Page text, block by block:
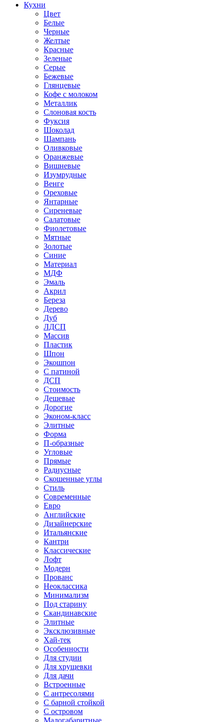
Кухни
Цвет
Белые
Черные
Желтые
Красные
Зеленые
Серые
Бежевые
Глянцевые
Кофе с молоком
Металлик
Слоновая кость
Фуксия
Шоколад
Шампань
Оливковые
Оранжевые
Вишневые
Изумрудные
Венге
Ореховые
Янтарные
Сиреневые
Салатовые
Фиолетовые
Мятные
Золотые
Синие
Материал
МДФ
Эмаль
Акрил
Береза
Дерево
Дуб
ЛДСП
Массив
Пластик
Шпон
Экошпон
С патиной
ДСП
Стоимость
Дешевые
Дорогие
Эконом-класс
Элитные
Форма
П-образные
Угловые
Прямые
Радиусные
Скошенные углы
Стиль
Современные
Евро
Английские
Дизайнерские
Итальянские
Кантри
Классические
Лофт
Модерн
Прованс
Неоклассика
Минимализм
Под старину
Скандинавские
Элитные
Эксклюзивные
Хай-тек
Особенности
Для студии
Для хрущевки
Для дачи
Встроенные
С антресолями
С барной стойкой
С островом
Малогабаритные